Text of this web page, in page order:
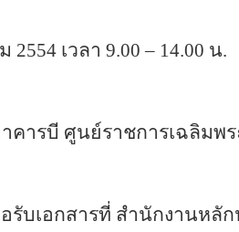
2554 เวลา 9.00 – 14.00 น.
ารบี ศูนย์ราชการเฉลิมพร
บเอกสารที่ สำนักงานหลั